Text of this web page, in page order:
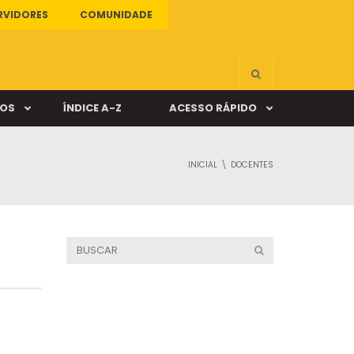
COMUNIDADE
ÍNDICE A-Z ACESSO RÁPIDO
INICIAL DOCENTES